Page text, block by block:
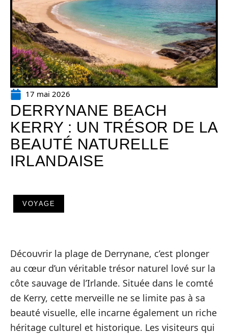
17 mai 2026
DERRYNANE BEACH
KERRY : UN TRÉSOR DE LA
BEAUTÉ NATURELLE
IRLANDAISE
VOYAGE
Découvrir la plage de Derrynane, c’est plonger
au cœur d’un véritable trésor naturel lové sur la
côte sauvage de l’Irlande. Située dans le comté
de Kerry, cette merveille ne se limite pas à sa
beauté visuelle, elle incarne également un riche
héritage culturel et historique. Les visiteurs qui